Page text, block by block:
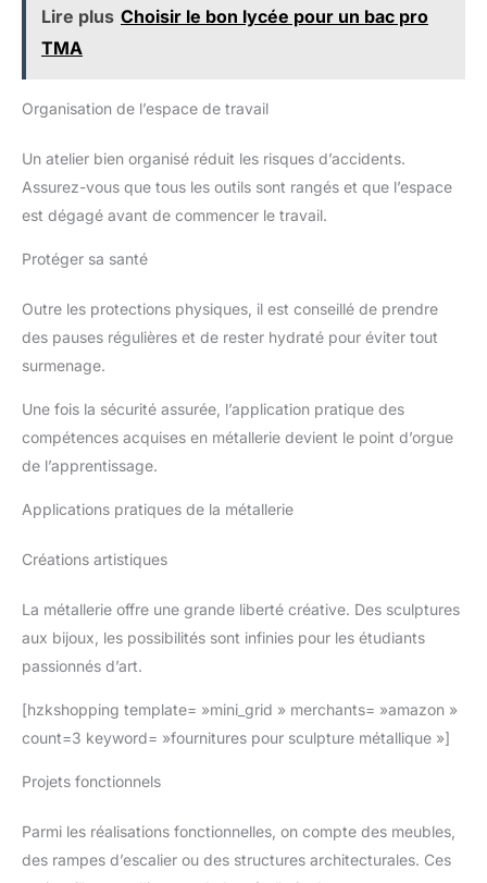
Lire plus Choisir le bon lycée pour un bac pro
TMA
Organisation de l’espace de travail
Un atelier bien organisé réduit les risques d’accidents.
Assurez-vous que tous les outils sont rangés et que l’espace
est dégagé avant de commencer le travail.
Protéger sa santé
Outre les protections physiques, il est conseillé de prendre
des pauses régulières et de rester hydraté pour éviter tout
surmenage.
Une fois la sécurité assurée, l’application pratique des
compétences acquises en métallerie devient le point d’orgue
de l’apprentissage.
Applications pratiques de la métallerie
Créations artistiques
La métallerie offre une grande liberté créative. Des sculptures
aux bijoux, les possibilités sont infinies pour les étudiants
passionnés d’art.
[hzkshopping template= »mini_grid » merchants= »amazon »
count=3 keyword= »fournitures pour sculpture métallique »]
Projets fonctionnels
Parmi les réalisations fonctionnelles, on compte des meubles,
des rampes d’escalier ou des structures architecturales. Ces